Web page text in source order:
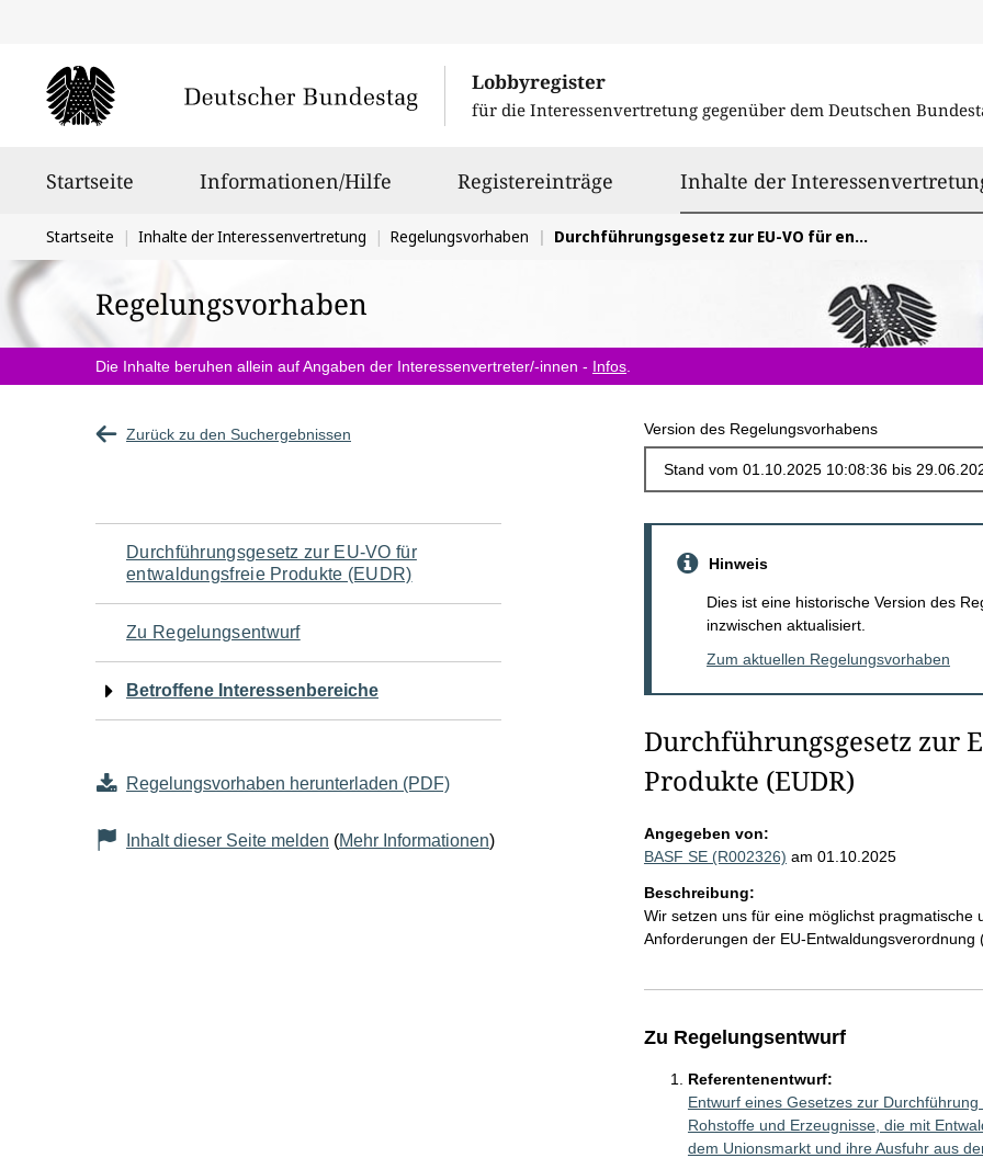
Lobbyregister
für die Interessenvertretung gegenüber dem Deutschen
Startseite Informationen/Hilfe Registereinträge Inhalte der
Sie
befinden
sich
hier:
Startseite Inhalte der Interessenvertretung Regelungsvorhaben Durchführungsgesetz zur EU-VO für entwaldungsfreie Produkte (EUDR)
Regelungsvorhaben
Die Inhalte beruhen allein auf Angaben der Interessenvertreter/-innen - Infos
Zurück zu den Suchergebnissen Version des Regelungsvorhabens
Navigation
für
den
Seiteninhalt
Durchführungsgesetz zur EU-VO für
entwaldungsfreie Produkte (EUDR)
Zu Regelungsentwurf
Betroffene Interessenbereiche
Regelungsvorhaben herunterladen (PDF)
Inhalt dieser Seite melden (Mehr Informationen)
Hinweis
Dies ist eine historische Version des
inzwischen aktualisiert.
Zum aktuellen Regelungsvorhaben
Durchführungsgesetz zur
Produkte (EUDR)
Angegeben von:
BASF SE (R002326) am 01.10.2025
Beschreibung:
Wir setzen uns für eine möglichst
Anforderungen der EU-Entwaldungsverordnung
Zu Regelungsentwurf
Referentenentwurf:
Entwurf eines Gesetzes zur
Rohstoffe und Erzeugnisse, die mit
dem Unionsmarkt und ihre Ausfuhr aus